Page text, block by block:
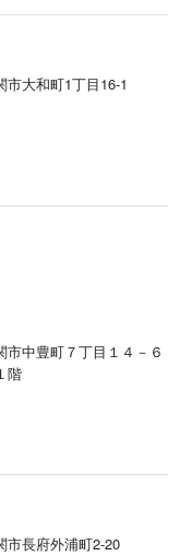
市大和町1丁目16-1
市中豊町７丁目１４－６
階
市長府外浦町2-20